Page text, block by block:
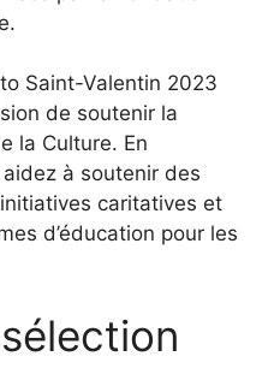
Saint-Valentin 2023
de soutenir la
la Culture. En
à soutenir des
caritatives et
d’éducation pour les